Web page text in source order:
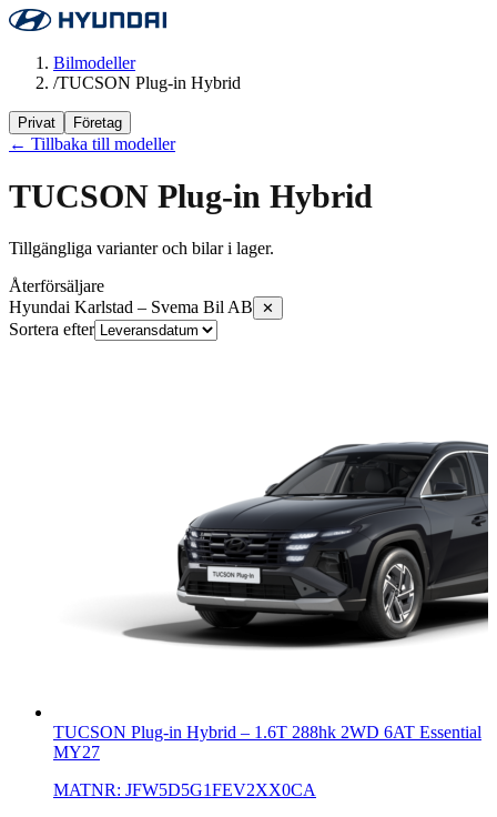
Bilmodeller
/TUCSON Plug-in Hybrid
Privat Företag
← Tillbaka till modeller
TUCSON Plug-in Hybrid
Tillgängliga varianter och bilar i lager.
Återförsäljare
Hyundai Karlstad – Svema Bil AB
✕
Sortera efter
TUCSON Plug-in Hybrid – 1.6T 288hk 2WD 6AT Essential
MY27
MATNR: JFW5D5G1FEV2XX0CA